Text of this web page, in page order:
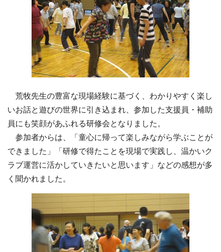
荒牧先生の豊富な現場経験に基づく、わかりやすく楽し
いお話と遊びの世界に引き込まれ、参加した支援員・補助
員にも笑顔があふれる研修会となりました。
参加者からは、「童心に帰って楽しみながら学ぶことが
できました」「研修で得たことを現場で実践し、温かいク
ラブ運営に活かしていきたいと思います」などの感想が多
く聞かれました。